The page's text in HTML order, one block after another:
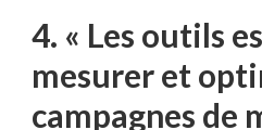
4. « Les ⁢outils
mesurer et
campagnes de